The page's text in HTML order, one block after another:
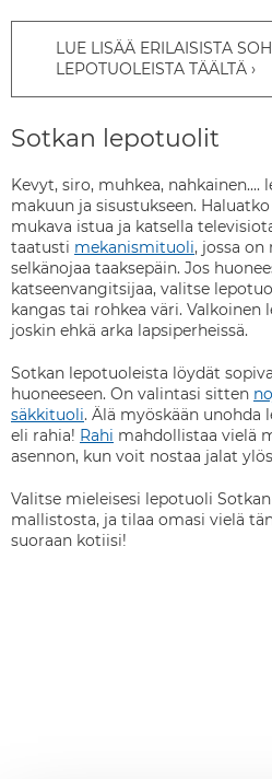
LUE LISÄÄ ERILAISISTA
LEPOTUOLEISTA TÄÄLTÄ
Sotkan lepotuolit
Kevyt, siro, muhkea,
makuun ja sisustukseen.
mukava istua ja katsella
taatusti mekanismituoli, jossa
selkänojaa taaksepäin. Jos
katseenvangitsijaa, valitse
kangas tai rohkea väri.
joskin ehkä arka lapsiperheissä.
Sotkan lepotuoleista löydät
huoneeseen. On valintasi sitten
säkkituoli. Älä myöskään unohda
eli rahia! Rahi mahdollistaa vielä
asennon, kun voit nostaa jalat
Valitse mieleisesi lepotuoli
mallistosta, ja tilaa omasi vielä
suoraan kotiisi!